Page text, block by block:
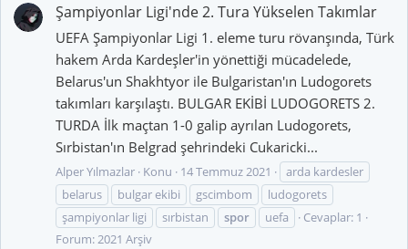
Şampiyonlar Ligi'nde 2. Tura Yükselen Takımlar
UEFA Şampiyonlar Ligi 1. eleme turu rövanşında, Türk
hakem Arda Kardeşler'in yönettiği mücadelede,
Belarus'un Shakhtyor ile Bulgaristan'ın Ludogorets
takımları karşılaştı. BULGAR EKİBİ LUDOGORETS 2.
TURDA İlk maçtan 1-0 galip ayrılan Ludogorets,
Sırbistan'ın Belgrad şehrindeki Cukaricki...
Alper Yılmazlar Konu 14 Temmuz 2021
arda kardesler
belarus
bulgar ekibi gscimbom
ludogorets
şampiyonlar ligi
sırbistan spor uefa
Cevaplar: 1
Forum:2021 Arşiv